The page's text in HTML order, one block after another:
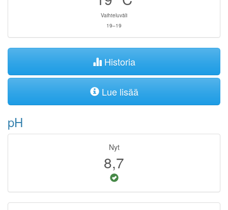
Vaihteluväli
19–19
Historia
Lue lisää
pH
Nyt
8,7